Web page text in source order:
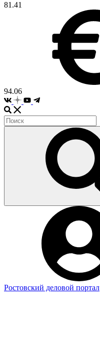
81.41
94.06
Ростовский деловой портал